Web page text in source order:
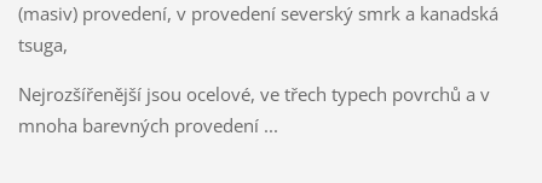
(masiv) provedení, v provedení severský smrk a kanadská
tsuga,
Nejrozšířenější jsou ocelové, ve třech typech povrchů a v
mnoha barevných provedení ...